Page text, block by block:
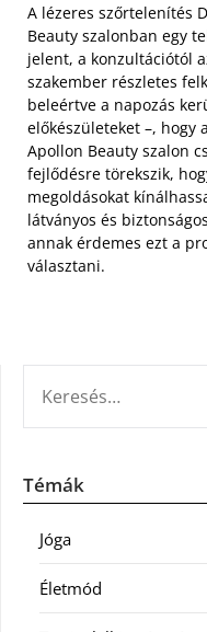
A lézeres szőrtelenítés
Beauty szalonban egy
jelent, a konzultációtól
szakember részletes
beleértve a napozás
előkészületeket –, hogy
Apollon Beauty szalon
fejlődésre törekszik,
megoldásokat
látványos és
annak érdemes ezt a
választani.
Témák
Jóga
Életmód